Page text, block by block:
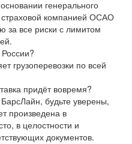
генерального
страховой компанией ОСАО
за все риски с лимитом
грузоперевозки по всей
придёт вовремя?
будьте уверены,
произведена в
в целостности и
документов.